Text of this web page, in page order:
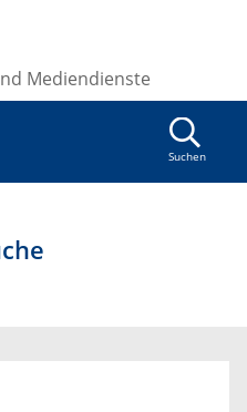
Mediendienste
Suchen